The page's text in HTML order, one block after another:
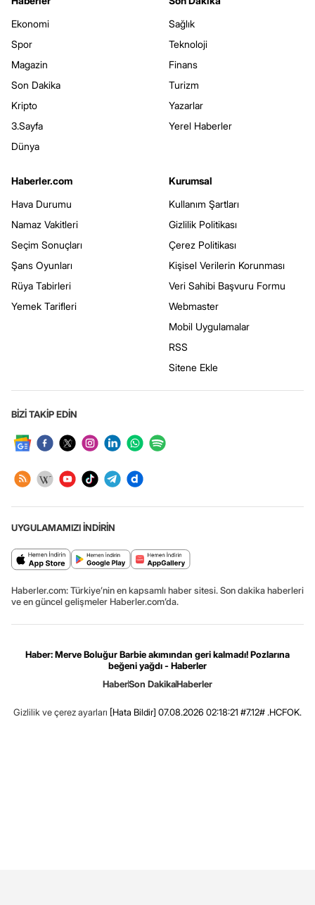
Ekonomi
Spor
Magazin
Son Dakika
Kripto
3.Sayfa
Dünya
Sağlık
Teknoloji
Finans
Turizm
Yazarlar
Yerel Haberler
Haberler.com
Hava Durumu
Namaz Vakitleri
Seçim Sonuçları
Şans Oyunları
Rüya Tabirleri
Yemek Tarifleri
Kurumsal
Kullanım Şartları
Gizlilik Politikası
Çerez Politikası
Kişisel Verilerin Korunması
Veri Sahibi Başvuru Formu
Webmaster
Mobil Uygulamalar
RSS
Sitene Ekle
BİZİ TAKİP EDİN
UYGULAMAMIZI İNDİRİN
Haberler.com: Türkiye’nin en kapsamlı haber sitesi. Son dakika haberleri
ve en güncel gelişmeler Haberler.com’da.
Haber: Merve Boluğur Barbie akımından geri kalmadı! Pozlarına
beğeni yağdı - Haberler
HaberSon DakikaHaberler
Gizlilik ve çerez ayarları [Hata Bildir] 07.08.2026 02:18:21 #7.12# .HCFOK.